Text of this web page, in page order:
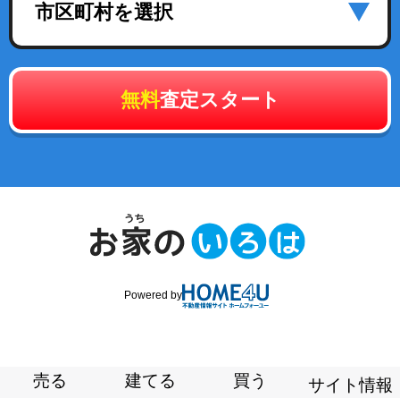
市区町村を選択
無料査定スタート
Powered by
売る 建てる 買う サイト情報